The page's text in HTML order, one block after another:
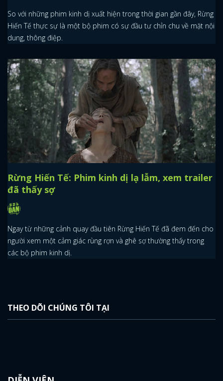
ĐĂNG NHẬP
So với những phim kinh dị xuất hiện trong thời gian gần đây, Rừng
Hiến Tế thực sự là một bộ phim có sự đầu tư chỉn chu về mặt nội
dung, thông điệp.
Rừng Hiến Tế: Phim kinh dị lạ lẫm, xem trailer
đã thấy sợ
Ngay từ những cảnh quay đầu tiên Rừng Hiến Tế đã đem đến cho
người xem một cảm giác rùng rợn và ghê sợ thường thấy trong
các bộ phim kinh dị.
THEO DÕI CHÚNG TÔI TẠI